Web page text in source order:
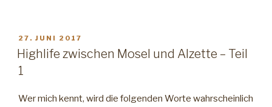
VERÖFFENTLICHT
AM
27. JUNI 2017
Highlife zwischen Mosel und Alzette – Teil
1
Wer mich kennt, wird die folgenden Worte wahrscheinlich